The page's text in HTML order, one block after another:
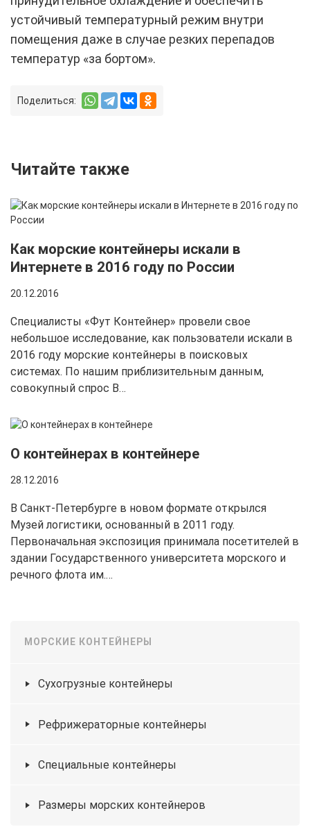
устойчивый температурный режим внутри
помещения даже в случае резких перепадов
температур «за бортом».
Поделиться:
Читайте также
Как морские контейнеры искали в
Интернете в 2016 году по России
20.12.2016
Специалисты «Фут Контейнер» провели свое
небольшое исследование, как пользователи искали в
2016 году морские контейнеры в поисковых
системах. По нашим приблизительным данным,
совокупный спрос В…
О контейнерах в контейнере
28.12.2016
В Санкт-Петербурге в новом формате открылся
Музей логистики, основанный в 2011 году.
Первоначальная экспозиция принимала посетителей в
здании Государственного университета морского и
речного флота им.…
МОРСКИЕ КОНТЕЙНЕРЫ
Сухогрузные контейнеры
Рефрижераторные контейнеры
Специальные контейнеры
Размеры морских контейнеров